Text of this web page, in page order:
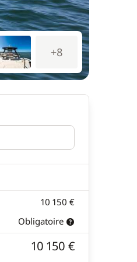
+8
10 150 €
Obligatoire
10 150 €